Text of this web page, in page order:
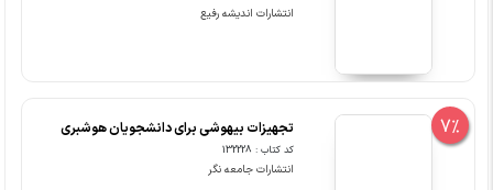
انتشارات اندیشه رفیع
7% تجهیزات بیهوشی برای دانشجویان هوشبری
کد کتاب : 132228
انتشارات جامعه نگر